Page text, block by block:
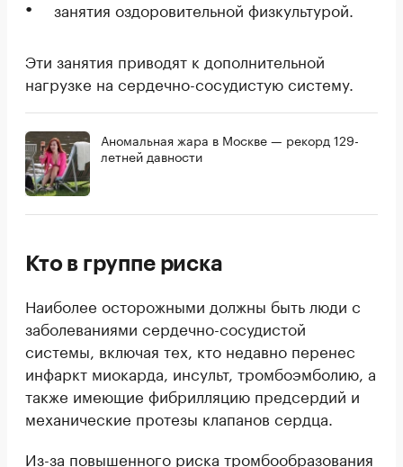
занятия оздоровительной физкультурой.
Эти занятия приводят к дополнительной
нагрузке на сердечно-сосудистую систему.
Аномальная жара в Москве — рекорд 129-
летней давности
Кто в группе риска
Наиболее осторожными должны быть люди с
заболеваниями сердечно-сосудистой
системы, включая тех, кто недавно перенес
инфаркт миокарда, инсульт, тромбоэмболию, а
также имеющие фибрилляцию предсердий и
механические протезы клапанов сердца.
Из-за повышенного риска тромбообразования